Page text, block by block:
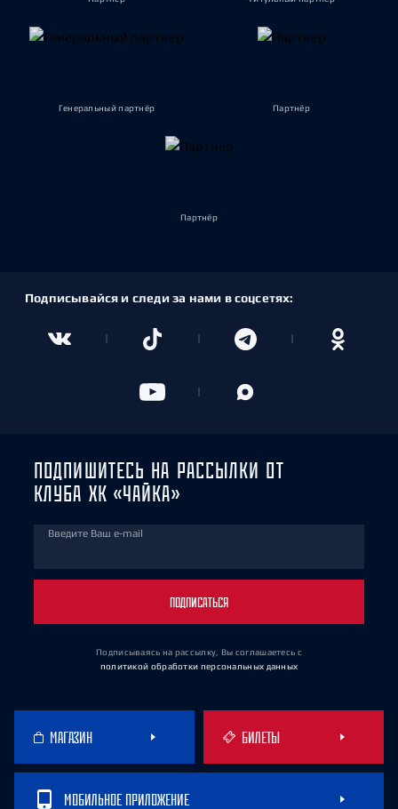
Генеральный партнёр Партнёр
Партнёр
Подписывайся и следи за нами в соцсетях:
ПОДПИШИТЕСЬ НА РАССЫЛКИ ОТ
КЛУБА ХК «ЧАЙКА»
Введите Ваш e-mail
ПОДПИСАТЬСЯ
Подписываясь на рассылку, Вы соглашаетесь с
политикой обработки персональных данных
МАГАЗИН БИЛЕТЫ
МОБИЛЬНОЕ ПРИЛОЖЕНИЕ